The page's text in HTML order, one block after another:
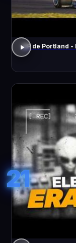
GP de Portland
21